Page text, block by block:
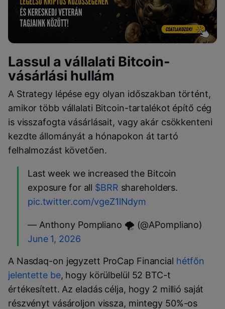
Lassul a vállalati Bitcoin-
vásárlási hullám
A Strategy lépése egy olyan időszakban történt,
amikor több vállalati Bitcoin-tartalékot építő cég
is visszafogta vásárlásait, vagy akár csökkenteni
kezdte állományát a hónapokon át tartó
felhalmozást követően.
Last week we increased the Bitcoin
exposure for all $BRR shareholders.
pic.twitter.com/vgeZ1lNdym
— Anthony Pompliano 🌪 (@APompliano)
June 1, 2026
A Nasdaq-on jegyzett ProCap Financial hétfőn
jelentette be, hogy körülbelül 52 BTC-t
értékesített. Az eladás célja, hogy 2 millió saját
részvényt vásároljon vissza, mintegy 50%-os